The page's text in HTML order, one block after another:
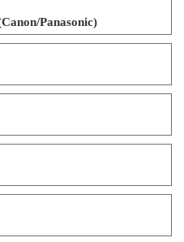
Panasonic)